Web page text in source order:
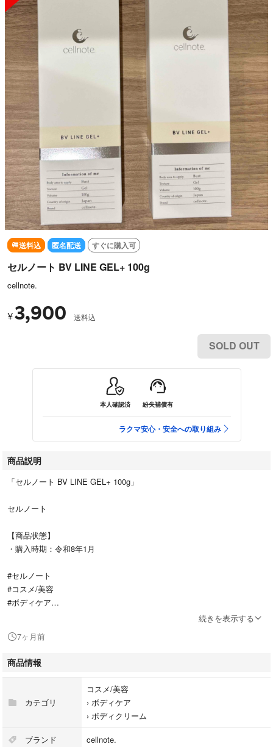
送料込 匿名配送 すぐに購入可
セルノート BV LINE GEL+ 100g
cellnote.
¥3,900 送料込
SOLD OUT
本人確認済 紛失補償有
ラクマ安心・安全への取り組み
商品説明
「セルノート BV LINE GEL+ 100g」
セルノート
【商品状態】
・購入時期：令和8年1月
#セルノート
#コスメ/美容
#ボディケア
続きを表示する
7ヶ月前
商品情報
カテゴリ
コスメ/美容
› ボディケア
› ボディクリーム
ブランド cellnote.